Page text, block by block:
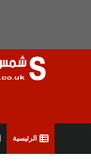
الرئيسية